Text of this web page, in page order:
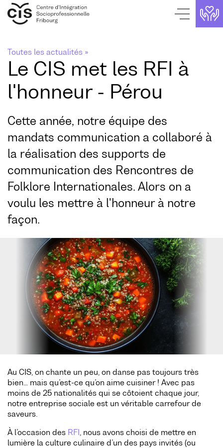
Navigation interne
Toutes les actualités »
Le CIS met les RFI à
l'honneur - Pérou
Cette année, notre équipe des
mandats communication a collaboré à
la réalisation des supports de
communication des Rencontres de
Folklore Internationales. Alors on a
voulu les mettre à l'honneur à notre
façon.
Au CIS, on chante un peu, on danse pas toujours très
bien… mais qu’est-ce qu’on aime cuisiner ! Avec pas
moins de 25 nationalités qui se côtoient chaque jour,
notre entreprise sociale est un véritable carrefour de
saveurs.
À l’occasion des RFI
, nous avons choisi de mettre en
lumière la culture culinaire d’un des pays invités (ou